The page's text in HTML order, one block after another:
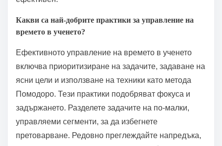
навици, като прилагат ефективни стратегии,
адаптирани към индивидуалните си нужди.
Техники като разпределено повторение, активно
Разпределеното повторение включва
преразглеждане на материала на увеличаващи се
интервали, което подобрява дългосрочната памет.
Активното възстановяване насърчава учащите да
извлекат информация без подсказки, укрепвайки